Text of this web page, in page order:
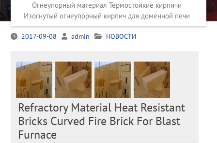
Огнеупорный материал Термостойкие кирпичи
Изогнутый огнеупорный кирпич для доменной печи
2017-09-08 admin НОВОСТИ
Refractory Material Heat Resistant
Bricks Curved Fire Brick For Blast
Furnace